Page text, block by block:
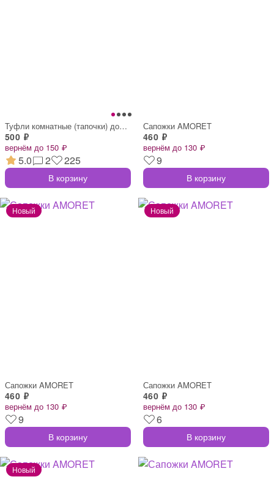
Туфли комнатные (тапочки) домашние женск
500 ₽
вернём до 150 ₽
5.0 2 225
В корзину
Сапожки AMORET
460 ₽
вернём до 130 ₽
9
В корзину
Сапожки AMORET
460 ₽
вернём до 130 ₽
9
В корзину
Сапожки AMORET
460 ₽
вернём до 130 ₽
6
В корзину